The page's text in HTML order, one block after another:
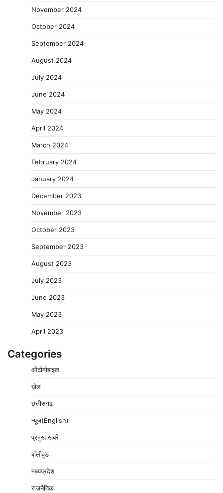
November 2024
October 2024
September 2024
August 2024
July 2024
June 2024
May 2024
April 2024
March 2024
February 2024
January 2024
December 2023
November 2023
October 2023
September 2023
August 2023
July 2023
June 2023
May 2023
April 2023
Categories
ऑटोमोबाइल
खेल
छत्तीसगढ़
न्यूज़(English)
प्रमुख खबरें
बॉलीवुड
मध्यप्रदेश
राजनैतिक